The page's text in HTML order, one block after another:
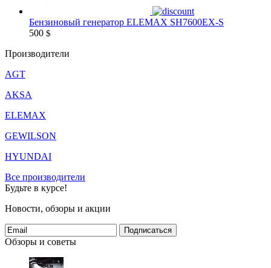
Бензиновый генератор ELEMAX SH7600EX-S
500 $
Производители
AGT
AKSA
ELEMAX
GEWILSON
HYUNDAI
Все производители
Будьте в курсе!
Новости, обзоры и акции
Подписаться
Обзоры и советы